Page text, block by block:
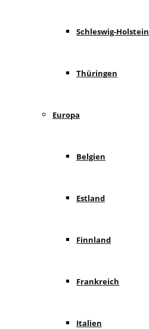
Schleswig-Holstein
Thüringen
Europa
Belgien
Estland
Finnland
Frankreich
Italien